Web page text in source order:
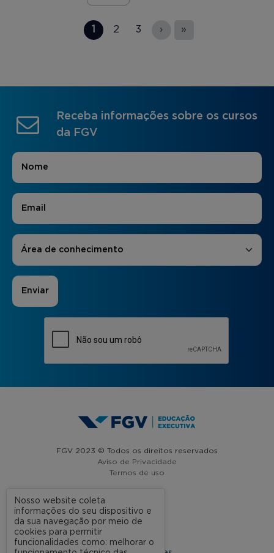
1 2 3 › »
Receba informações sobre os cursos
da FGV
Nome
E-mail
Áreas de Interesse
Área de conhecimento
FGV 2023 © Todos os direitos reservados
Aviso de Privacidade
Termos de uso
A FGV
Nosso website coleta
informações do seu dispositivo e
da sua navegação por meio de
cookies para permitir
funcionalidades como: melhorar o